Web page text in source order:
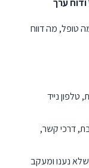
טופל, מה דווח
נייד
דרכי קשר,
שלא נענו ומעקב